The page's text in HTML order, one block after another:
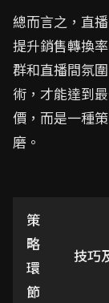
總而言之，直
提升銷售轉換
群和直播間氛
術，才能達到
價，而是一種
磨。
策
略
環
節
技巧